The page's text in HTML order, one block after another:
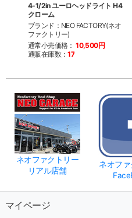
4-1/2in ユーロヘッドライト H4
クローム
ブランド：NEO FACTORY(ネオ
ファクトリー)
通常小売価格： 10,500円
通販在庫数：17
ネオファクトリー
リアル店舗
ネオフ
マイページ